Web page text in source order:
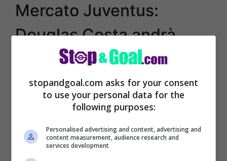
Mercato Juventus:
Douglas Costa andrà
ceduto, la situazione
stopandgoal.com asks for your consent
to use your personal data for the
following purposes:
Personalised advertising and content, advertising and
content measurement, audience research and
services development